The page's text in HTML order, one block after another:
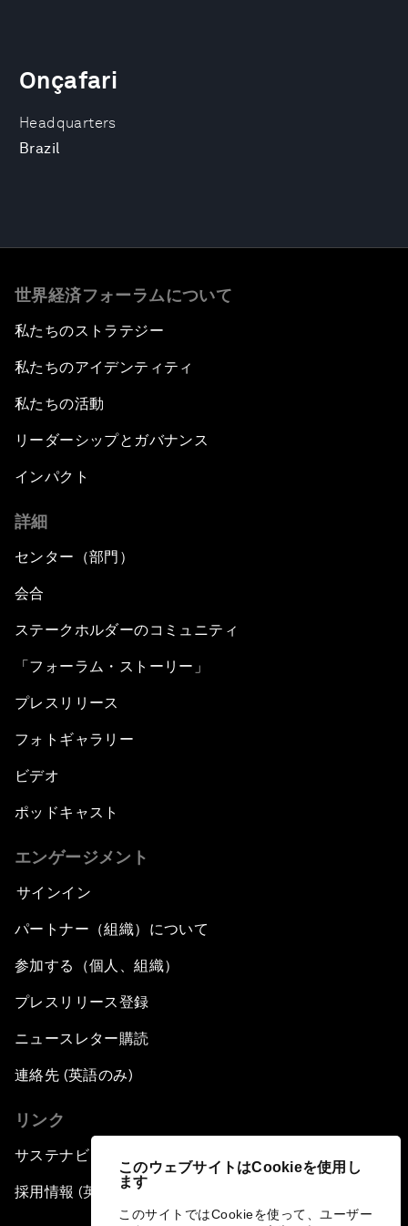
このウェブサイトはCookieを使用し
ます
このサイトではCookieを使って、ユーザー
Headquarters
Brazil
Onçafari
世界経済フォーラムについて
私たちのストラテジー
私たちのアイデンティティ
私たちの活動
リーダーシップとガバナンス
インパクト
詳細
センター（部門）
会合
ステークホルダーのコミュニティ
「フォーラム・ストーリー」
プレスリリース
フォトギャラリー
ビデオ
ポッドキャスト
エンゲージメント
サインイン
パートナー（組織）について
参加する（個人、組織）
プレスリリース登録
ニュースレター購読
連絡先 (英語のみ)
リンク
サステナビリティへの取り組み
採用情報 (英語のみ)